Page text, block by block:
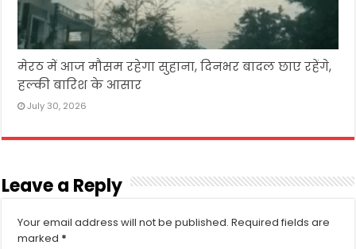
मेरठ में आज मौसम रहेगा सुहाना, दिनभर बादल छाए रहेंगे,
हल्की बारिश के आसार
July 30, 2026
Leave a Reply
Your email address will not be published. Required fields are
marked *